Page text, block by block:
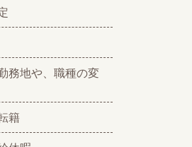
務地や、職種の変
籍